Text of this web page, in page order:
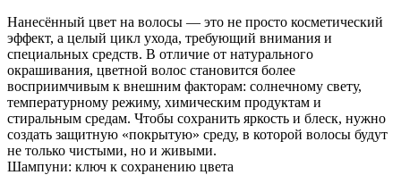
Нанесённый цвет на волосы — это не просто косметический
эффект, а целый цикл ухода, требующий внимания и
специальных средств. В отличие от натурального
окрашивания, цветной волос становится более
восприимчивым к внешним факторам: солнечному свету,
температурному режиму, химическим продуктам и
стиральным средам. Чтобы сохранить яркость и блеск, нужно
создать защитную «покрытую» среду, в которой волосы будут
не только чистыми, но и живыми.
Шампуни: ключ к сохранению цвета